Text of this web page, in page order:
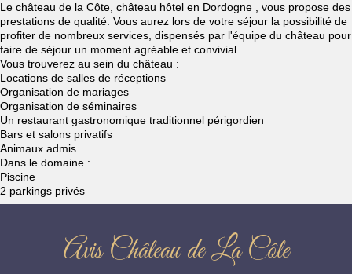
Le château de la Côte, château hôtel en Dordogne , vous propose des
prestations de qualité. Vous aurez lors de votre séjour la possibilité de
profiter de nombreux services, dispensés par l'équipe du château pour
faire de séjour un moment agréable et convivial.
Vous trouverez au sein du château :
Locations de salles de réceptions
Organisation de mariages
Organisation de séminaires
Un restaurant gastronomique traditionnel périgordien
Bars et salons privatifs
Animaux admis
Dans le domaine :
Piscine
2 parkings privés
Avis Château de La Côte